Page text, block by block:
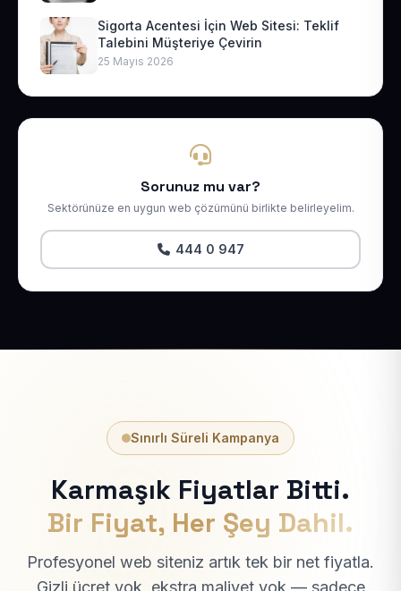
Sigorta Acentesi İçin Web Sitesi: Teklif
Talebini Müşteriye Çevirin
25 Mayıs 2026
Sorunuz mu var?
Sektörünüze en uygun web çözümünü birlikte belirleyelim.
444 0 947
Sınırlı Süreli Kampanya
Karmaşık Fiyatlar Bitti.
Bir Fiyat, Her Şey Dahil.
Profesyonel web siteniz artık tek bir net fiyatla.
Gizli ücret yok, ekstra maliyet yok — sadece